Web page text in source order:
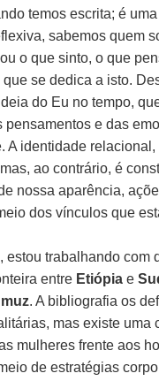
temos escrita; é
sabemos quem
o que sinto, o que
se dedica a isto.
do Eu no tempo,
pensamentos e das
A identidade relacional,
ao contrário, é
nossa aparência,
dos vínculos que
estou trabalhando com
entre Etiópia e
. A bibliografia os
mas existe uma
mulheres frente aos
de estratégias